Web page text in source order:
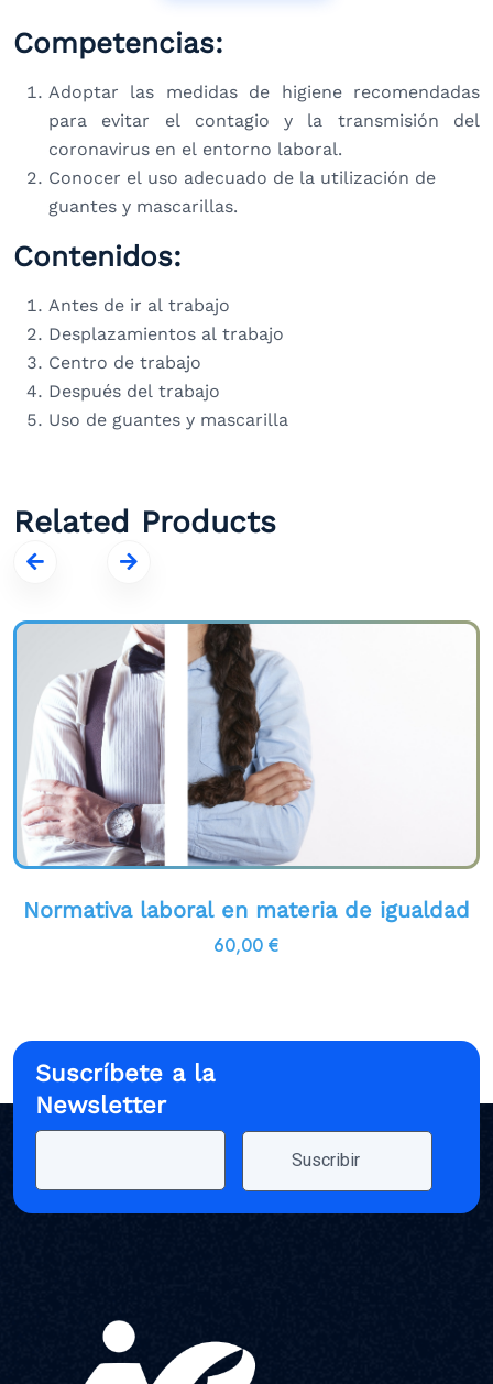
Competencias:
Adoptar las medidas de higiene recomendadas
para evitar el contagio y la transmisión del
coronavirus en el entorno laboral.
Conocer el uso adecuado de la utilización de
guantes y mascarillas.
Contenidos:
Antes de ir al trabajo
Desplazamientos al trabajo
Centro de trabajo
Después del trabajo
Uso de guantes y mascarilla
Related Products
Normativa laboral en materia de igualdad
60,00 €
Suscríbete a la
Newsletter